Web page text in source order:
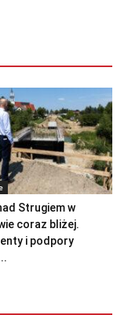
Strugiem w
coraz bliżej.
i podpory